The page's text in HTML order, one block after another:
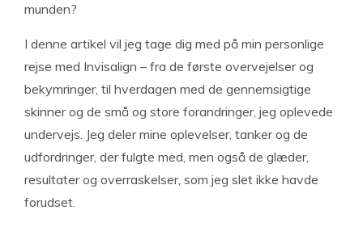
munden?
I denne artikel vil jeg tage dig med på min personlige
rejse med Invisalign – fra de første overvejelser og
bekymringer, til hverdagen med de gennemsigtige
skinner og de små og store forandringer, jeg oplevede
undervejs. Jeg deler mine oplevelser, tanker og de
udfordringer, der fulgte med, men også de glæder,
resultater og overraskelser, som jeg slet ikke havde
forudset.